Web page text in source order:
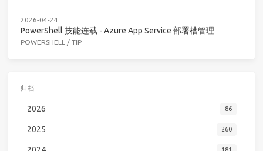
2026-04-24
PowerShell 技能连载 - Azure App Service 部署槽管理
POWERSHELL / TIP
归档
2026 86
2025 260